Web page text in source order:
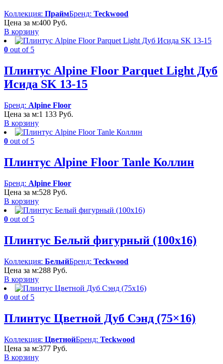
Коллекция: ПраймБренд: Teckwood
Цена за м:400 Руб.
В корзину
0 out of 5
Плинтус Alpine Floor Parquet Light Дуб
Исида SK 13-15
Бренд: Alpine Floor
Цена за м:1 133 Руб.
В корзину
0 out of 5
Плинтус Alpine Floor Tanle Коллин
Бренд: Alpine Floor
Цена за м:528 Руб.
В корзину
0 out of 5
Плинтус Белый фигурный (100х16)
Коллекция: БелыйБренд: Teckwood
Цена за м:288 Руб.
В корзину
0 out of 5
Плинтус Цветной Дуб Сэнд (75×16)
Коллекция: ЦветнойБренд: Teckwood
Цена за м:377 Руб.
В корзину